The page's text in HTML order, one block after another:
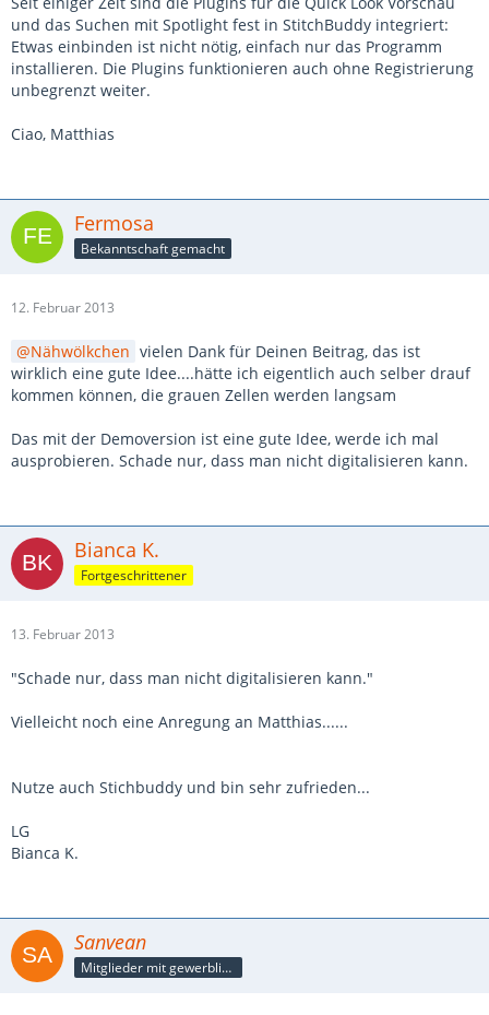
und das Suchen mit Spotlight fest in StitchBuddy integriert:
Etwas einbinden ist nicht nötig, einfach nur das Programm
installieren. Die Plugins funktionieren auch ohne Registrierung
unbegrenzt weiter.
Ciao, Matthias
Fermosa
Bekanntschaft gemacht
12. Februar 2013
Nähwölkchen vielen Dank für Deinen Beitrag, das ist
wirklich eine gute Idee....hätte ich eigentlich auch selber drauf
kommen können, die grauen Zellen werden langsam
Das mit der Demoversion ist eine gute Idee, werde ich mal
ausprobieren. Schade nur, dass man nicht digitalisieren kann.
Bianca K.
Fortgeschrittener
13. Februar 2013
"Schade nur, dass man nicht digitalisieren kann."
Vielleicht noch eine Anregung an Matthias......
Nutze auch Stichbuddy und bin sehr zufrieden...
LG
Bianca K.
Sanvean
Mitglieder mit gewerblicher Verbindung, auch als Mitarbeiter/in